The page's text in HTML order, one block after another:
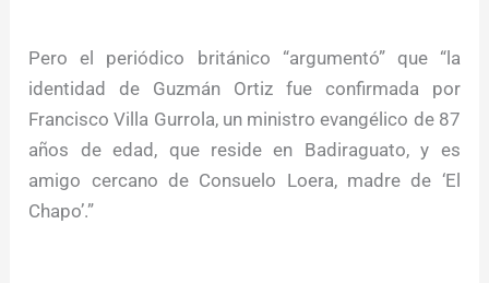
Pero el periódico británico “argumentó” que “la
identidad de Guzmán Ortiz fue confirmada por
Francisco Villa Gurrola, un ministro evangélico de 87
años de edad, que reside en Badiraguato, y es
amigo cercano de Consuelo Loera, madre de ‘El
Chapo’.”